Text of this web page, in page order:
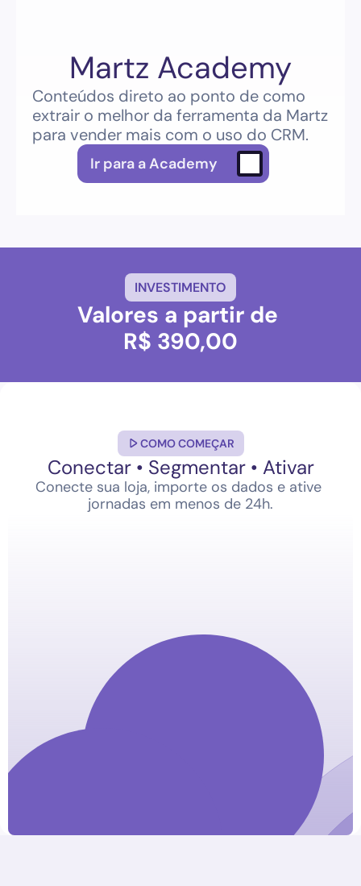
Martz Academy
Conteúdos direto ao ponto de como
extrair o melhor da ferramenta da Martz
para vender mais com o uso do CRM.
Ir para a Academy
INVESTIMENTO
Valores a partir de
R$ 390,00
COMO COMEÇAR
Conectar • Segmentar • Ativar
Conecte sua loja, importe os dados e ative
jornadas em menos de 24h.
Vimos que você montou um